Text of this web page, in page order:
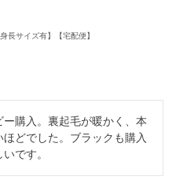
長サイズ有】【宅配便】
購入。裏起毛が暖かく、本
どでした。ブラックも購入
です。